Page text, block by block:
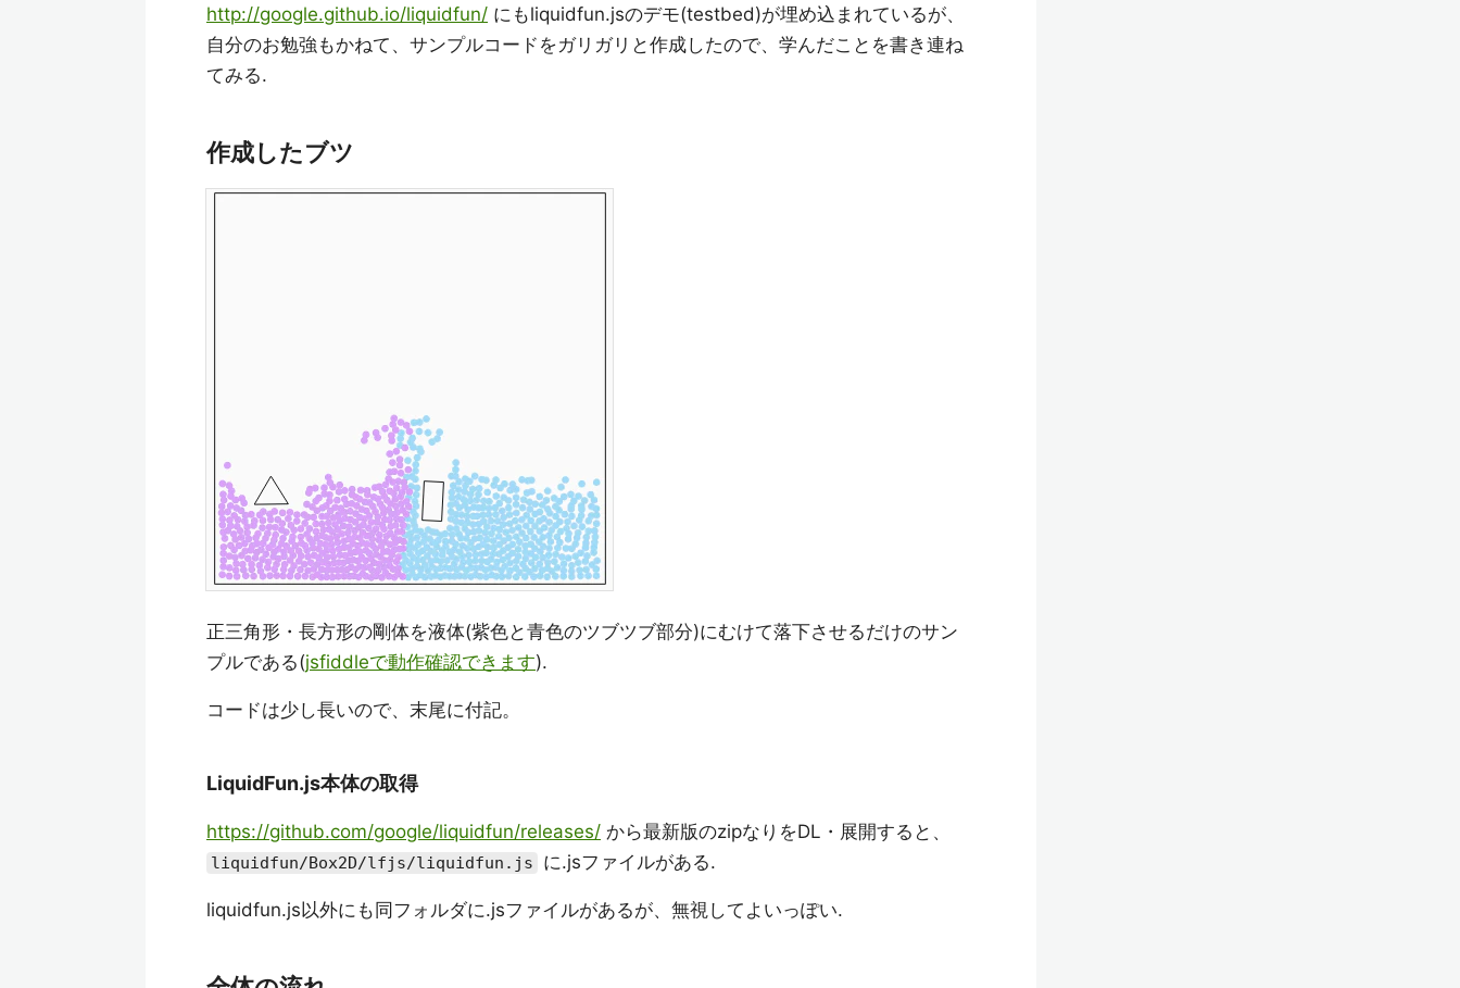
http://google.github.io/liquidfun/ にもliquidfun.jsのデモ(testbed)が埋め込まれているが、
自分のお勉強もかねて、サンプルコードをガリガリと作成したので、学んだことを書き連ね
てみる.
作成したブツ
正三角形・長方形の剛体を液体(紫色と青色のツブツブ部分)にむけて落下させるだけのサン
プルである(jsfiddleで動作確認できます).
コードは少し長いので、末尾に付記。
LiquidFun.js本体の取得
https://github.com/google/liquidfun/releases/ から最新版のzipなりをDL・展開すると、
liquidfun/Box2D/lfjs/liquidfun.js に.jsファイルがある.
liquidfun.js以外にも同フォルダに.jsファイルがあるが、無視してよいっぽい.